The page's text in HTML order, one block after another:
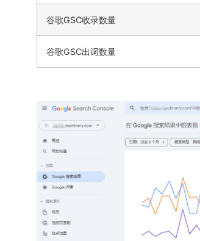
谷歌GSC收录数量
谷歌GSC出词数量